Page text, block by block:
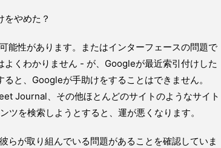
をやめた？
能性があります。またはインターフェースの問題で
よくわかりません - が、Googleが最近索引付けした
と、Googleが手助けをすることはできません。
Journal、その他ほとんどのサイトのようなサイト
ツを検索しようとすると、運が悪くなります。
らが取り組んでいる問題があることを確認していま